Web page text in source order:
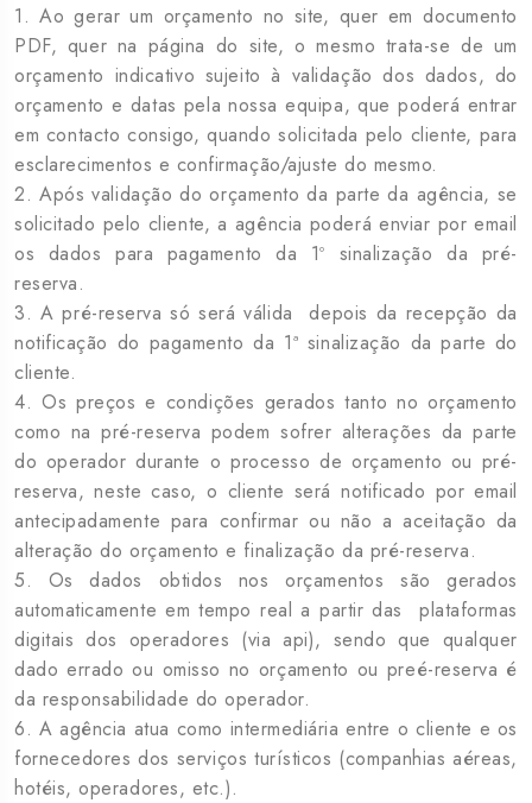
1. Ao gerar um orçamento no site, quer em documento
PDF, quer na página do site, o mesmo trata-se de um
orçamento indicativo sujeito à validação dos dados, do
orçamento e datas pela nossa equipa, que poderá entrar
em contacto consigo, quando solicitada pelo cliente, para
esclarecimentos e confirmação/ajuste do mesmo.
2. Após validação do orçamento da parte da agência, se
solicitado pelo cliente, a agência poderá enviar por email
os dados para pagamento da 1º sinalização da pré-
reserva.
3. A pré-reserva só será válida depois da recepção da
notificação do pagamento da 1ª sinalização da parte do
cliente.
4. Os preços e condições gerados tanto no orçamento
como na pré-reserva podem sofrer alterações da parte
do operador durante o processo de orçamento ou pré-
reserva, neste caso, o cliente será notificado por email
antecipadamente para confirmar ou não a aceitação da
alteração do orçamento e finalização da pré-reserva.
5. Os dados obtidos nos orçamentos são gerados
automaticamente em tempo real a partir das plataformas
digitais dos operadores (via api), sendo que qualquer
dado errado ou omisso no orçamento ou preé-reserva é
da responsabilidade do operador.
6. A agência atua como intermediária entre o cliente e os
fornecedores dos serviços turísticos (companhias aéreas,
hotéis, operadores, etc.).